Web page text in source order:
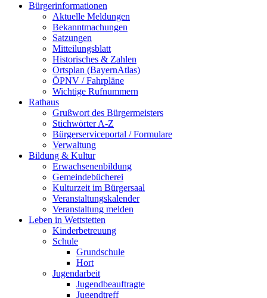
Bürgerinformationen
Aktuelle Meldungen
Bekanntmachungen
Satzungen
Mitteilungsblatt
Historisches & Zahlen
Ortsplan (BayernAtlas)
ÖPNV / Fahrpläne
Wichtige Rufnummern
Rathaus
Grußwort des Bürgermeisters
Stichwörter A-Z
Bürgerserviceportal / Formulare
Verwaltung
Bildung & Kultur
Erwachsenenbildung
Gemeindebücherei
Kulturzeit im Bürgersaal
Veranstaltungskalender
Veranstaltung melden
Leben in Wettstetten
Kinderbetreuung
Schule
Grundschule
Hort
Jugendarbeit
Jugendbeauftragte
Jugendtreff